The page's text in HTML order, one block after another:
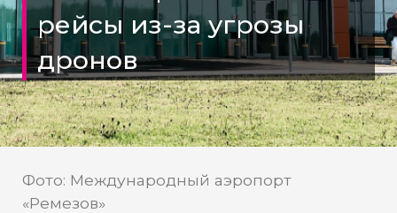
рейсы из-за угрозы
дронов
Фото: Международный аэропорт
«Ремезов»